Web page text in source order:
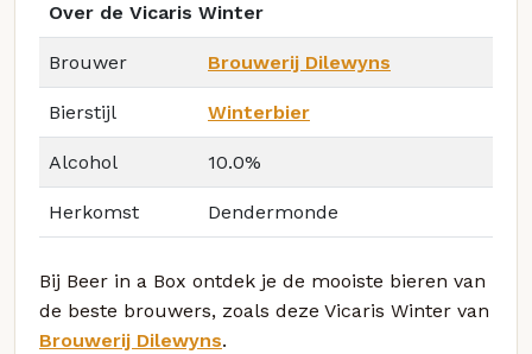
Over de Vicaris Winter
Brouwer Brouwerij Dilewyns
Bierstijl Winterbier
Alcohol 10.0%
Herkomst Dendermonde
Bij Beer in a Box ontdek je de mooiste bieren van
de beste brouwers, zoals deze Vicaris Winter van
Brouwerij Dilewyns.